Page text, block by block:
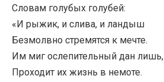
Словам голубых голубей:
«И рыжик, и слива, и ландыш
Безмолвно стремятся к мечте.
Им миг ослепительный дан лишь,
Проходит их жизнь в немоте.